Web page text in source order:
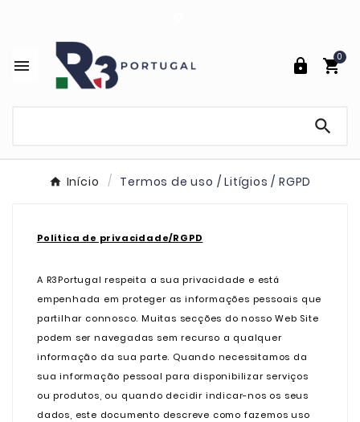
  
0

Início Termos de uso / Litígios / RGPD
Política de privacidade/RGPD
A R3Portugal respeita a sua privacidade e está
empenhada em proteger as informações pessoais que
partilhar connosco. Muitas secções do nosso Web Site
podem ser navegadas sem recurso a qualquer
informação da sua parte. Quando necessitamos da
sua informação pessoal para disponibilizar serviços
ou produtos, ou quando decidir indicar-nos os seus
dados, este documento descreve como fazemos uso